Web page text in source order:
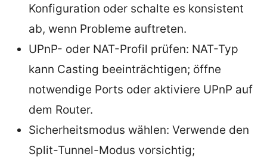
Konfiguration oder schalte es konsistent
ab, wenn Probleme auftreten.
UPnP- oder NAT-Profil prüfen: NAT-Typ
kann Casting beeinträchtigen; öffne
notwendige Ports oder aktiviere UPnP auf
dem Router.
Sicherheitsmodus wählen: Verwende den
Split-Tunnel-Modus vorsichtig;